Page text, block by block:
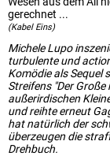
gerechnet ...
(Kabel Eins)
Michele Lupo
turbulente und
Komödie als Sequel
Streifens "Der Große
außerirdischen
und reihte erneut
hat natürlich der
überzeugen die
Drehbuch.